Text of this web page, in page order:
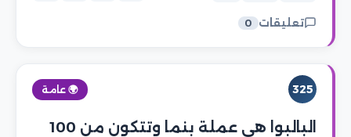
تعليقات 0
325 🌍 عامة
البالبوا هي عملة بنما وتتكون من 100